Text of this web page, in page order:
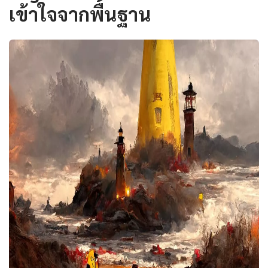
เข้าใจจากพื้นฐาน